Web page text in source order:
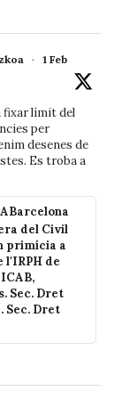
· 1 Feb
fixar límit del
per
desenes de
Es troba a
del Civil
primícia a
l'IRPH de
Sec. Dret
Sec. Dret